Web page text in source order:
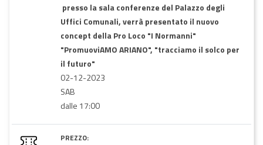
presso la sala conferenze del Palazzo degli
Uffici Comunali, verrà presentato il nuovo
concept della Pro Loco "I Normanni"
"PromuoviAMO ARIANO", "tracciamo il solco per
il futuro"
02-12-2023
SAB
dalle 17:00
PREZZO: